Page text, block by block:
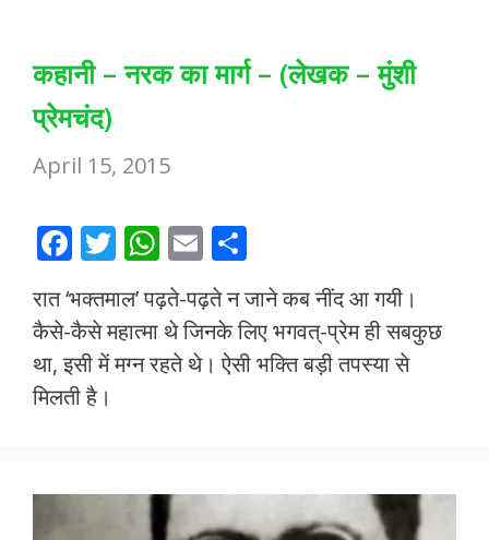
कहानी – नरक का मार्ग – (लेखक – मुंशी
प्रेमचंद)
April 15, 2015
F
e
b
o
o
T
itt
er
W
h
at
s
A
E
m
ai
l
ar
e
रात ‘भक्तमाल’ पढ़ते-पढ़ते न जाने कब नींद आ गयी।
कैसे-कैसे महात्मा थे जिनके लिए भगवत्-प्रेम ही सबकुछ
था, इसी में मग्न रहते थे। ऐसी भक्ति बड़ी तपस्या से
मिलती है।